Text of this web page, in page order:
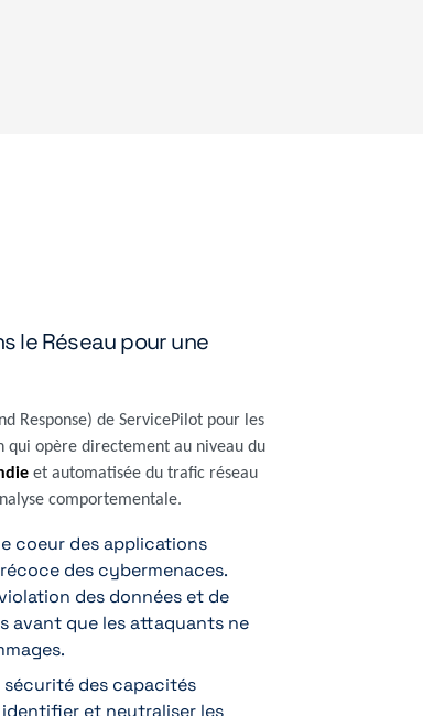
le Réseau pour une
Response) de ServicePilot pour les
qui opère directement au niveau du
et automatisée du trafic réseau
comportementale.
coeur des applications
des cybermenaces.
des données et de
avant que les attaquants ne
des capacités
et neutraliser les